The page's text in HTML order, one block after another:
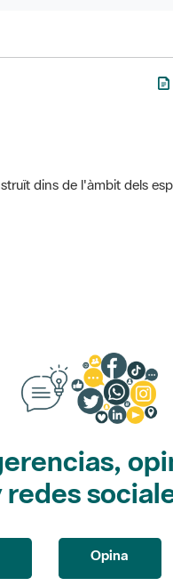
dins de l'àmbit dels
redes
Opina